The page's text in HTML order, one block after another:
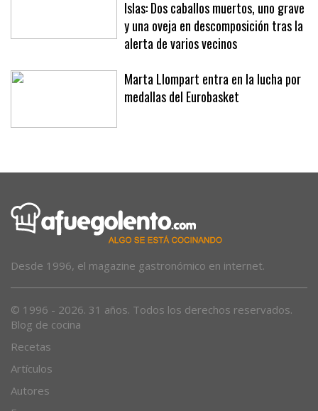
Continúa el maltrato animal en las
Islas: Dos caballos muertos, uno grave
y una oveja en descomposición tras la
alerta de varios vecinos
Marta Llompart entra en la lucha por
Blog de cocina
Recetas
Artículos